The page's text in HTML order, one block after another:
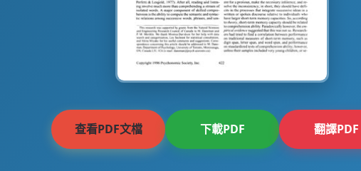
查看PDF文檔 下載PDF 翻譯PDF